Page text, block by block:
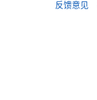
反馈意见